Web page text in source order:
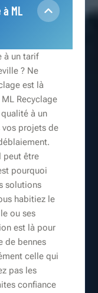
ML
à un tarif
? Ne
est là
Recyclage
à un
projets de
peut être
pourquoi
solutions
habitiez le
ou ses
est là pour
de bennes
celle qui
pas les
confiance